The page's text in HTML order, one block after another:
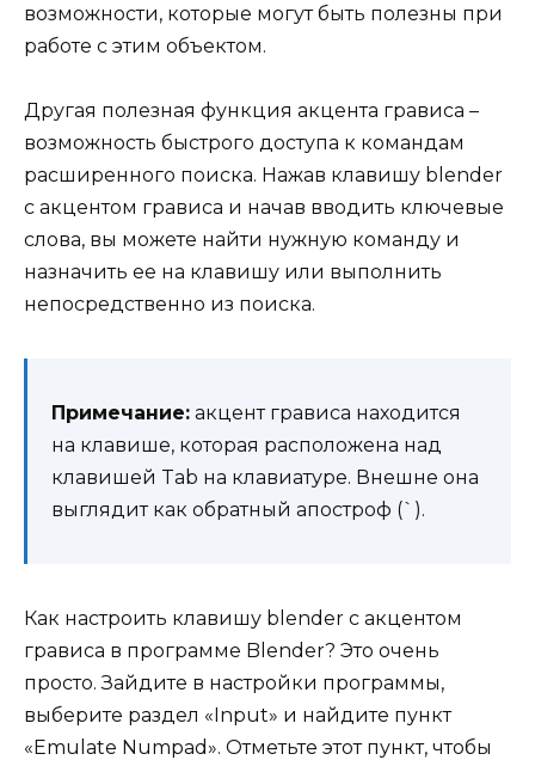
возможности, которые могут быть полезны при
работе с этим объектом.
Другая полезная функция акцента грависа –
возможность быстрого доступа к командам
расширенного поиска. Нажав клавишу blender
с акцентом грависа и начав вводить ключевые
слова, вы можете найти нужную команду и
назначить ее на клавишу или выполнить
непосредственно из поиска.
Примечание: акцент грависа находится
на клавише, которая расположена над
клавишей Tab на клавиатуре. Внешне она
выглядит как обратный апостроф (`).
Как настроить клавишу blender с акцентом
грависа в программе Blender? Это очень
просто. Зайдите в настройки программы,
выберите раздел «Input» и найдите пункт
«Emulate Numpad». Отметьте этот пункт, чтобы